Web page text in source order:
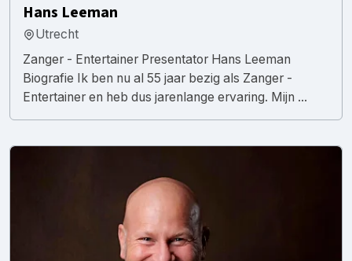
Hans Leeman
Utrecht
Zanger - Entertainer Presentator Hans Leeman
Biografie Ik ben nu al 55 jaar bezig als Zanger -
Entertainer en heb dus jarenlange ervaring. Mijn ...